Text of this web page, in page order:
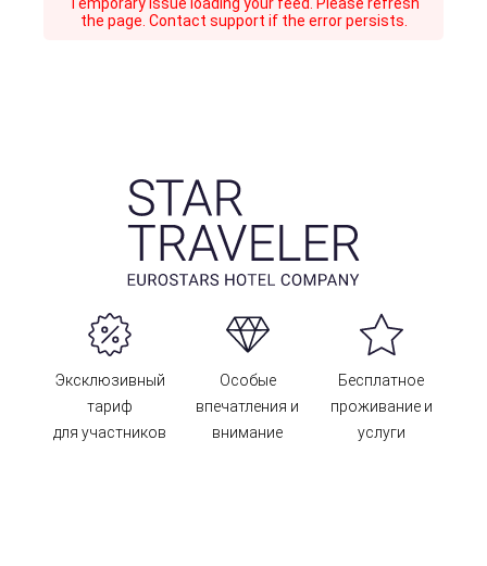
the page. Contact support if the error persists.
Эксклюзивный
тариф
для участников
Особые
впечатления и
внимание
Бесплатное
проживание и
услуги